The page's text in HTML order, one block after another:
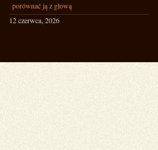
porównać ją z głową
12 czerwca, 2026